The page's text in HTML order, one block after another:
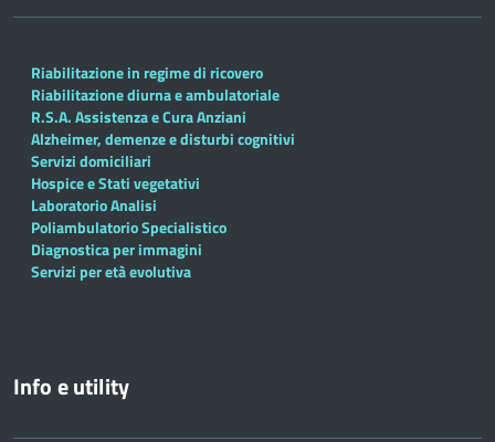
Riabilitazione in regime di ricovero
Riabilitazione diurna e ambulatoriale
R.S.A. Assistenza e Cura Anziani
Alzheimer, demenze e disturbi cognitivi
Servizi domiciliari
Hospice e Stati vegetativi
Laboratorio Analisi
Poliambulatorio Specialistico
Diagnostica per immagini
Servizi per età evolutiva
Info e utility